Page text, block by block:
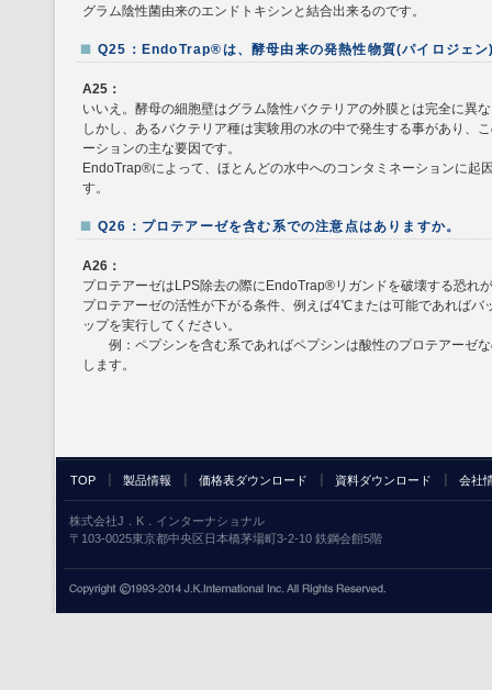
グラム陰性菌由来のエンドトキシンと結合出来るのです。
Q25：EndoTrap®は、酵母由来の発熱性物質(パイロジェン
A25：
いいえ。酵母の細胞壁はグラム陰性バクテリアの外膜とは完全に異
しかし、あるバクテリア種は実験用の水の中で発生する事があり、
ーションの主な要因です。
EndoTrap®によって、ほとんどの水中へのコンタミネーションに起
す。
Q26：プロテアーゼを含む系での注意点はありますか。
A26：
プロテアーゼはLPS除去の際にEndoTrap®リガンドを破壊する恐れ
プロテアーゼの活性が下がる条件、例えば4℃または可能であればバ
ップを実行してください。
例：ペプシンを含む系であればペプシンは酸性のプロテアーゼ
します。
TOP 製品情報 価格表ダウンロード 資料ダウンロード 会社
株式会社J．K．インターナショナル
〒103-0025東京都中央区日本橋茅場町3-2-10 鉄鋼会館5階